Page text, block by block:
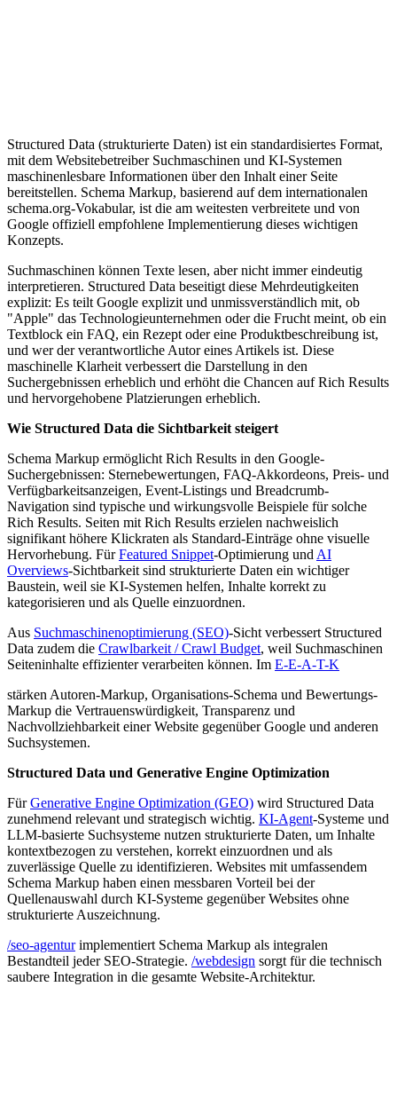
Structured Data (strukturierte Daten) ist ein standardisiertes Format,
mit dem Websitebetreiber Suchmaschinen und KI-Systemen
maschinenlesbare Informationen über den Inhalt einer Seite
bereitstellen. Schema Markup, basierend auf dem internationalen
schema.org-Vokabular, ist die am weitesten verbreitete und von
Google offiziell empfohlene Implementierung dieses wichtigen
Konzepts.
Suchmaschinen können Texte lesen, aber nicht immer eindeutig
interpretieren. Structured Data beseitigt diese Mehrdeutigkeiten
explizit: Es teilt Google explizit und unmissverständlich mit, ob
"Apple" das Technologieunternehmen oder die Frucht meint, ob ein
Textblock ein FAQ, ein Rezept oder eine Produktbeschreibung ist,
und wer der verantwortliche Autor eines Artikels ist. Diese
maschinelle Klarheit verbessert die Darstellung in den
Suchergebnissen erheblich und erhöht die Chancen auf Rich Results
und hervorgehobene Platzierungen erheblich.
Wie Structured Data die Sichtbarkeit steigert
Schema Markup ermöglicht Rich Results in den Google-
Suchergebnissen: Sternebewertungen, FAQ-Akkordeons, Preis- und
Verfügbarkeitsanzeigen, Event-Listings und Breadcrumb-
Navigation sind typische und wirkungsvolle Beispiele für solche
Rich Results. Seiten mit Rich Results erzielen nachweislich
signifikant höhere Klickraten als Standard-Einträge ohne visuelle
Hervorhebung. FürFeatured Snippet-Optimierung und AI
Overviews-Sichtbarkeit sind strukturierte Daten ein wichtiger
Baustein, weil sie KI-Systemen helfen, Inhalte korrekt zu
kategorisieren und als Quelle einzuordnen.
Aus Suchmaschinenoptimierung (SEO)-Sicht verbessert Structured
Data zudem die Crawlbarkeit / Crawl Budget, weil Suchmaschinen
Seiteninhalte effizienter verarbeiten können. Im E-E-A-T-K
stärken Autoren-Markup, Organisations-Schema und Bewertungs-
Markup die Vertrauenswürdigkeit, Transparenz und
Nachvollziehbarkeit einer Website gegenüber Google und anderen
Suchsystemen.
Structured Data und Generative Engine Optimization
FürGenerative Engine Optimization (GEO) wird Structured Data
zunehmend relevant und strategisch wichtig. KI-Agent-Systeme und
LLM-basierte Suchsysteme nutzen strukturierte Daten, um Inhalte
kontextbezogen zu verstehen, korrekt einzuordnen und als
zuverlässige Quelle zu identifizieren. Websites mit umfassendem
Schema Markup haben einen messbaren Vorteil bei der
Quellenauswahl durch KI-Systeme gegenüber Websites ohne
strukturierte Auszeichnung.
/seo-agenturimplementiert Schema Markup als integralen
Bestandteil jeder SEO-Strategie. /webdesign sorgt für die technisch
saubere Integration in die gesamte Website-Architektur.